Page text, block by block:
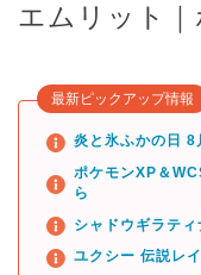
エムリット
最新ピックアップ情報
炎と氷ふかの日 8
ポケモンXP＆
ら
シャドウギラテ
ユクシー 伝説レ